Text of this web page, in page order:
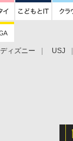
ディズニー USJ